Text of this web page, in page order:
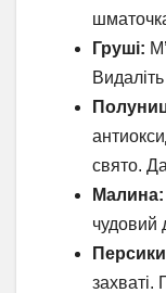
Груші:
свято.
Малина:
чудовий
захваті.